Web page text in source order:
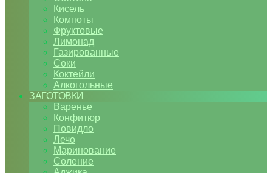
Кисель
Компоты
Фруктовые
Лимонад
Газированные
Соки
Коктейли
Алкогольные
ЗАГОТОВКИ
Варенье
Конфитюр
Повидло
Лечо
Маринование
Соление